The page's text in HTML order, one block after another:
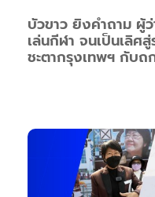
บัวขาว ยิงคำถาม ผู้ว่
เล่นกีฬา จนเป็นเลิศ
ชะตากรุงเทพฯ กับถ